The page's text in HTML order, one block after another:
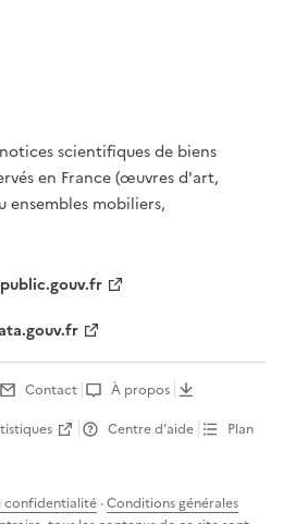
scientifiques de biens
en France (œuvres d'art,
ensembles mobiliers,
Contact
À propos
Centre d’aide
Plan
confidentialité ·Conditions générales